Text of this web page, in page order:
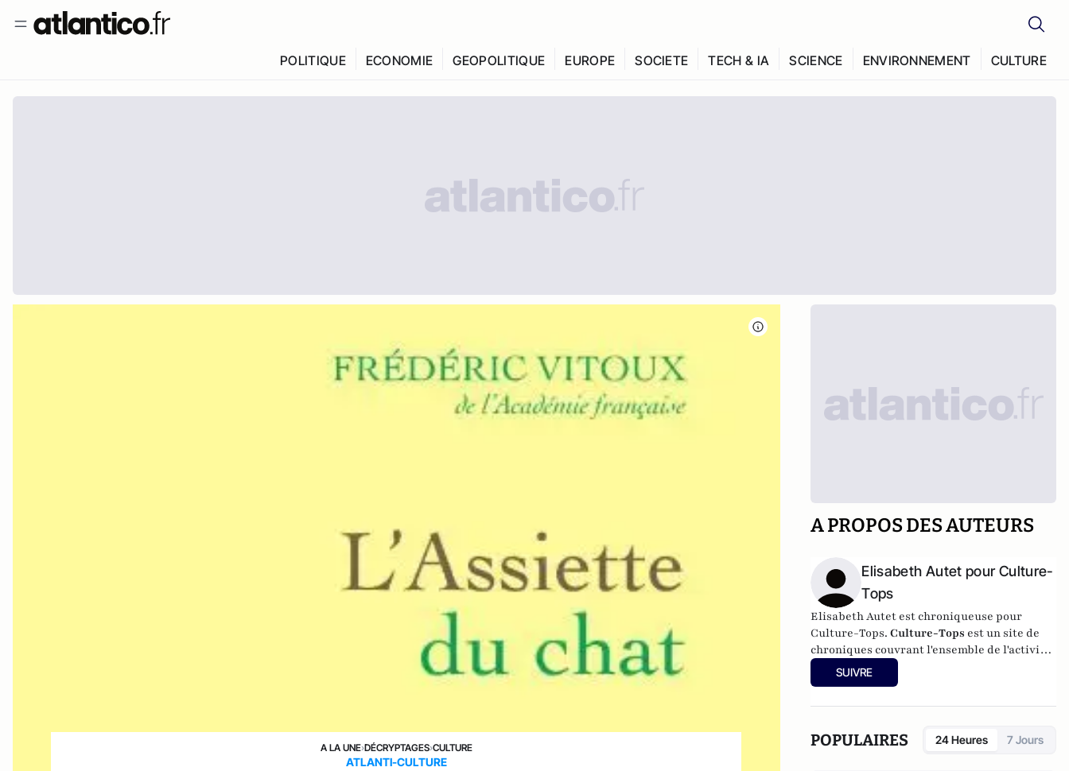
POLITIQUE ECONOMIE GEOPOLITIQUE EUROPE SOCIETE TECH & IA SCIENCE ENVIRONNEMENT CULTURE
A LA UNE›DÉCRYPTAGES›CULTURE
ATLANTI-CULTURE
A PROPOS DES AUTEURS
Elisabeth Autet pour Culture-
Tops
Elisabeth Autet est chroniqueuse pour
Culture-Tops.Culture-Tops est un site de
chroniques couvrant l'ensemble de l'activité
culturelle (théâtre, One Man Shows, opéras,
ballets, spectacles divers, cinéma, expos,
SUIVRE
POPULAIRES 24 Heures 7 Jours